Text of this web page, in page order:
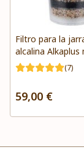
Filtro para la
alcalina Alkaplus
Waters
(7)
59,00 €